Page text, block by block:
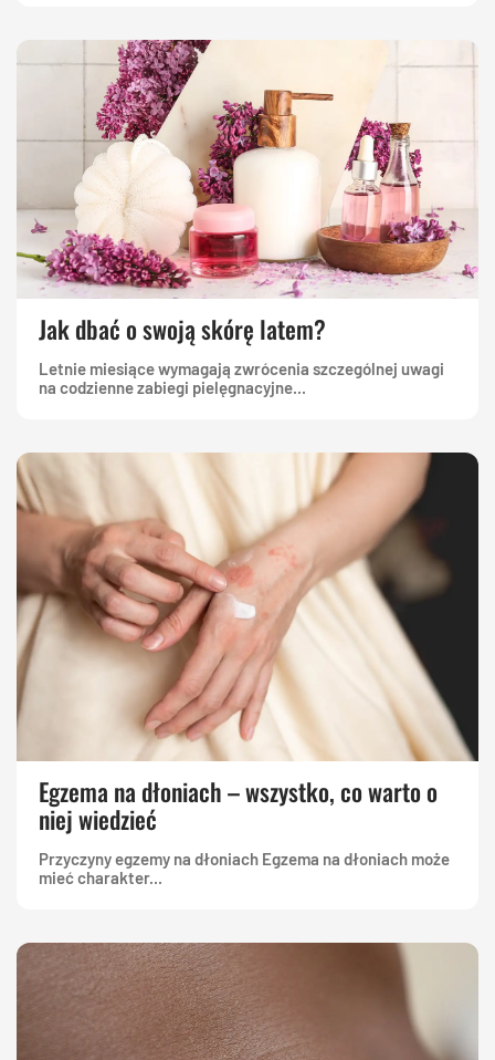
Jak dbać o swoją skórę latem?
Letnie miesiące wymagają zwrócenia szczególnej uwagi
na codzienne zabiegi pielęgnacyjne...
Egzema na dłoniach – wszystko, co warto o
niej wiedzieć
Przyczyny egzemy na dłoniach Egzema na dłoniach może
mieć charakter...